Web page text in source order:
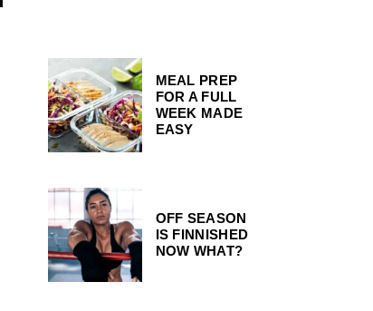
MEAL PREP
FOR A FULL
WEEK MADE
EASY
OFF SEASON
IS FINNISHED
NOW WHAT?